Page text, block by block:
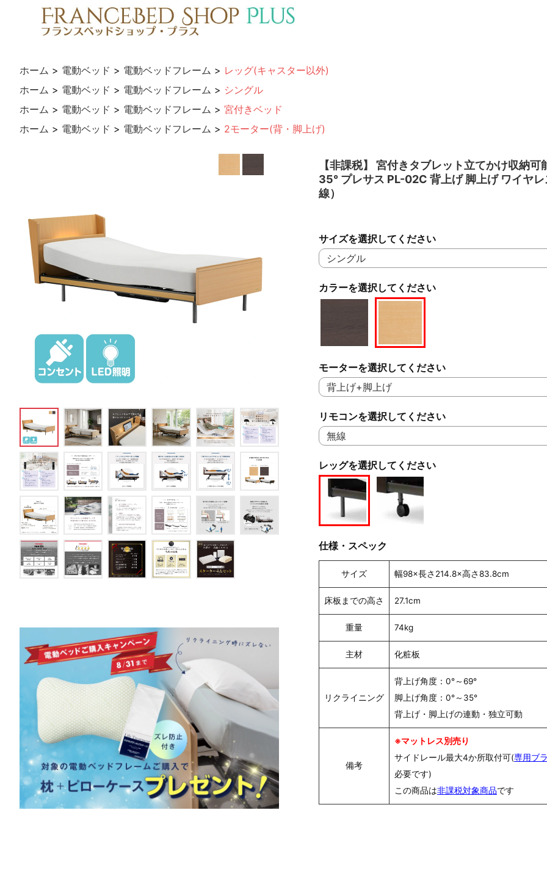
ホーム > 電動ベッド > 電動ベッドフレーム > レッグ(キャスター以外)
ホーム > 電動ベッド > 電動ベッドフレーム > シングル
ホーム > 電動ベッド > 電動ベッドフレーム > 宮付きベッド
ホーム > 電動ベッド > 電動ベッドフレーム > 2モーター(背・脚上げ)
【非課税】 宮付きタブレット立てかけ収納可
35° プレサス PL-02C 背上げ 脚上げ ワイヤ
線）
カラーを選択してください
サイズを選択してください
モーターを選択してください
リモコンを選択してください
レッグを選択してください
仕様・スペック
サイズ 幅98×長さ214.8×高さ83.8cm
床板までの高さ 27.1cm
重量 74kg
主材 化粧板
リクライニング
背上げ角度：0°～69°
脚上げ角度：0°～35°
背上げ・脚上げの連動・独立可動
備考
※マットレス別売り
サイドレール最大4か所取付可(専用ブ
必要です)
この商品は非課税対象商品です